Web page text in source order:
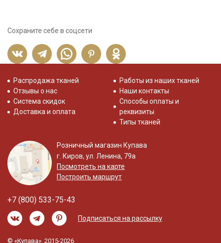
Сохраните себе в соцсети
Распродажа тканей
Отзывы о нас
Система скидок
Доставка и оплата
Работы из наших тканей
Наши контакты
Способы оплаты и
реквизиты
Типы тканей
Розничный магазин Купава
г. Киров, ул. Ленина, 79а
Посмотреть на карте
Построить маршрут
+7 (800) 533-75-43
Подписаться на рассылку
© «Купава», 2015-2026